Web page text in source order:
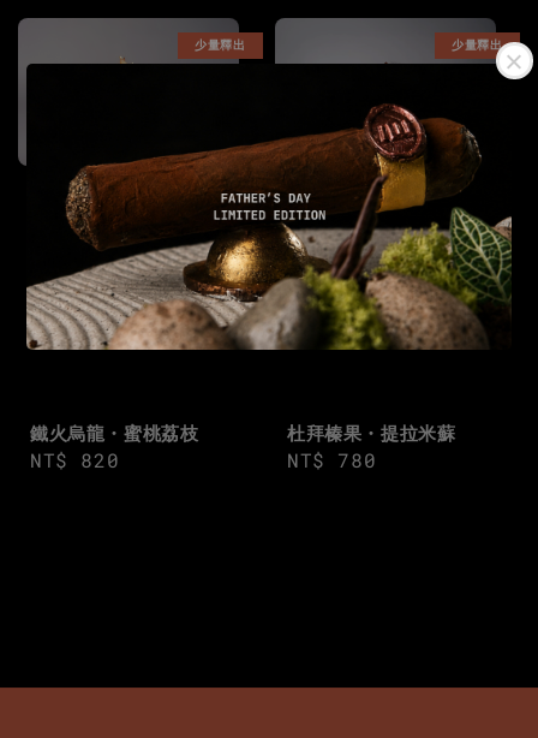
少量釋出
鐵火烏龍・蜜桃荔枝
Regular
NT$ 820
少量釋出
杜拜榛果・提拉米蘇
Regular
NT$ 780